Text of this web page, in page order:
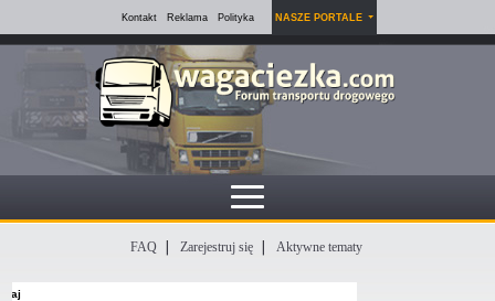
Kontakt Reklama Polityka NASZE PORTALE
FAQ Zarejestruj się Aktywne tematy